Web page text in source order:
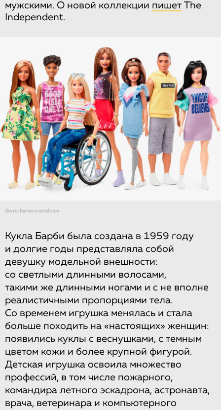
мужскими. О новой коллекции пишет The
Independent.
Фото: barbie.mattel.com
Кукла Барби была создана в 1959 году
и долгие годы представляла собой
девушку модельной внешности:
со светлыми длинными волосами,
такими же длинными ногами и с не вполне
реалистичными пропорциями тела.
Со временем игрушка менялась и стала
больше походить на «настоящих» женщин:
появились куклы с веснушками, с темным
цветом кожи и более крупной фигурой.
Детская игрушка освоила множество
профессий, в том числе пожарного,
командира летного эскадрона, астронавта,
врача, ветеринара и компьютерного